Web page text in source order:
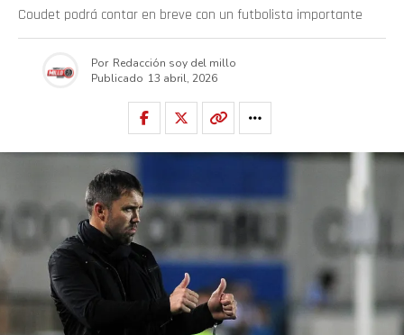
Coudet podrá contar en breve con un futbolista importante
Por Redacción soy del millo
Publicado 13 abril, 2026